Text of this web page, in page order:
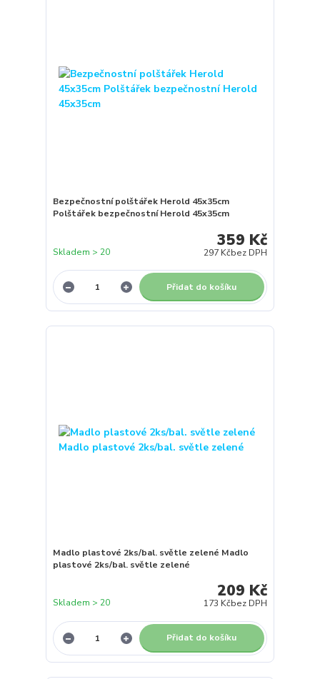
Bezpečnostní polštářek Herold 45x35cm
Polštářek bezpečnostní Herold 45x35cm
359 Kč
297 Kčbez DPH
Skladem > 20
Přidat do košíku
Madlo plastové 2ks/bal. světle zelené Madlo
plastové 2ks/bal. světle zelené
209 Kč
173 Kčbez DPH
Skladem > 20
Přidat do košíku